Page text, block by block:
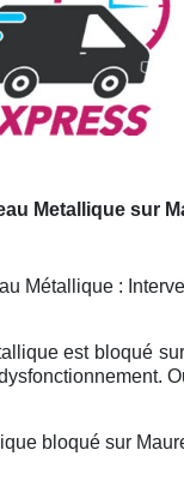
Metallique sur
Métallique :
est bloqué
bloqué sur